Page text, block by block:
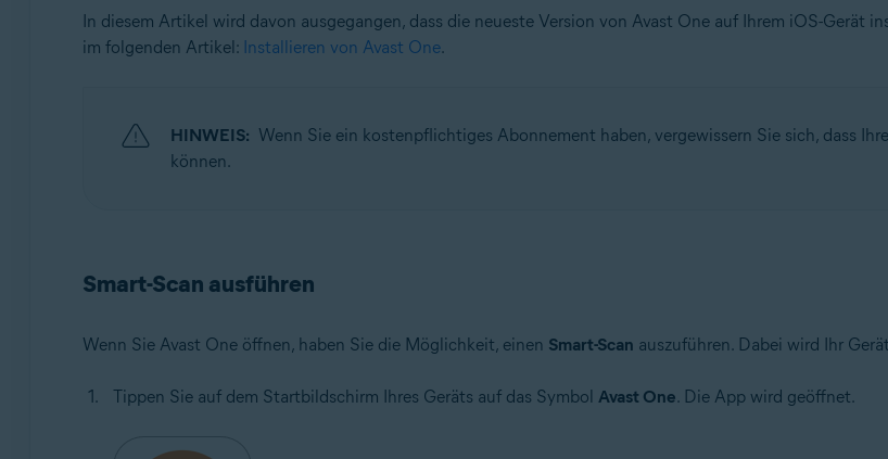
In diesem Artikel wird davon ausgegangen, dass die neueste Version von Avast One auf Ihrem iOS-
im folgenden Artikel: Installieren von Avast One.
HINWEIS: Wenn Sie ein kostenpflichtiges Abonnement haben, vergewissern Sie sich, dass
können.
Smart-Scan ausführen
Wenn Sie Avast One öffnen, haben Sie die Möglichkeit, einen Smart-Scan auszuführen. Dabei wird Ihr
Tippen Sie auf dem Startbildschirm Ihres Geräts auf das Symbol Avast One. Die App wird geöffnet.